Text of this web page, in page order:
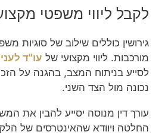
לקבל ליווי משפטי
גירושין כוללים שילוב של סוגיות
מורכבות. ליווי מקצועי של עו"ד
לסייע בניתוח המצב, בהגנה על
נכונה מול הצד השני.
עורך דין מנוסה יסייע להבין את
החלטה ויוודא שהאינטרסים של